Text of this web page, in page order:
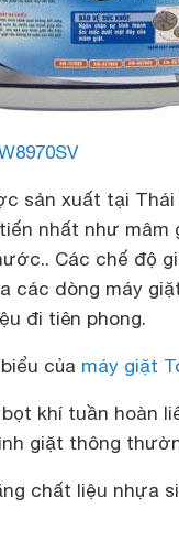
sản xuất tại Thái
nhất như mâm
Các chế độ
các dòng máy
đi tiên phong.
của máy giặt
khí tuần hoàn
giặt thông
chất liệu nhựa